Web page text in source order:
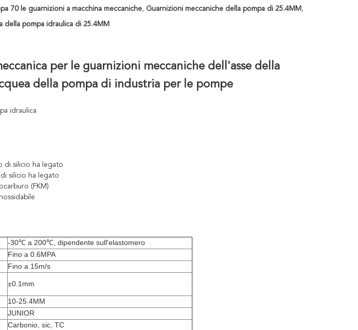
70 le guarnizioni a macchina meccaniche, Guarnizioni meccaniche della pompa di 25.4MM ,
della pompa idraulica di 25.4MM
per le guarnizioni meccaniche dell'asse della
della pompa di industria per le pompe
idraulica
di silicio ha legato
silicio ha legato
(FKM)
-30℃ a 200℃, dipendente sull'elastomero
Fino a 0.6MPA
Fino a 15m/s
±0.1mm
10-25.4MM
JUNIOR
Carbonio, sic, TC